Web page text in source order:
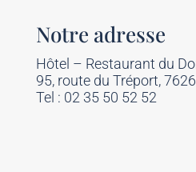
Notre adresse
Hôtel – Restaurant du
95, route du Tréport,
Tel : 02 35 50 52 52